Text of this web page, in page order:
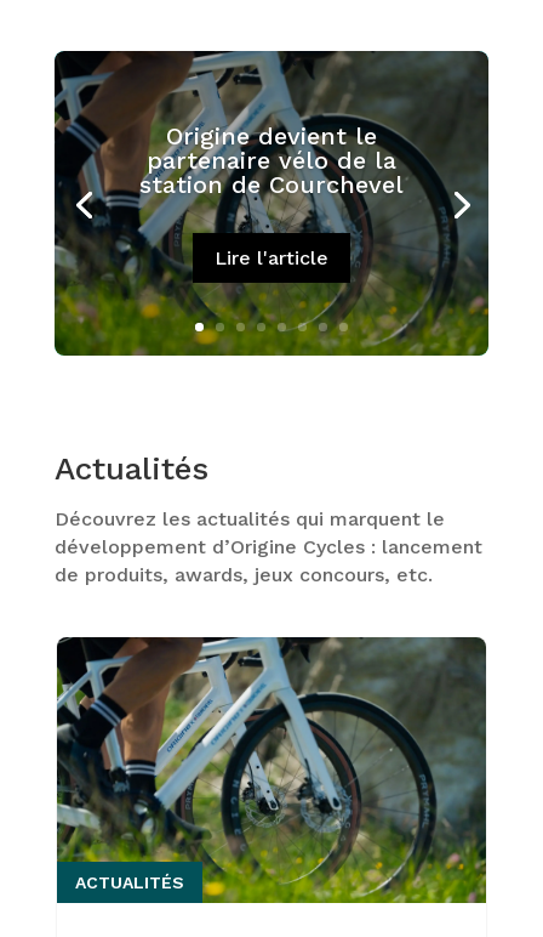
Origine devient le
partenaire vélo de la
station de Courchevel
Lire l'article
Actualités
Découvrez les actualités qui marquent le
développement d’Origine Cycles : lancement
de produits, awards, jeux concours, etc.
ACTUALITÉS